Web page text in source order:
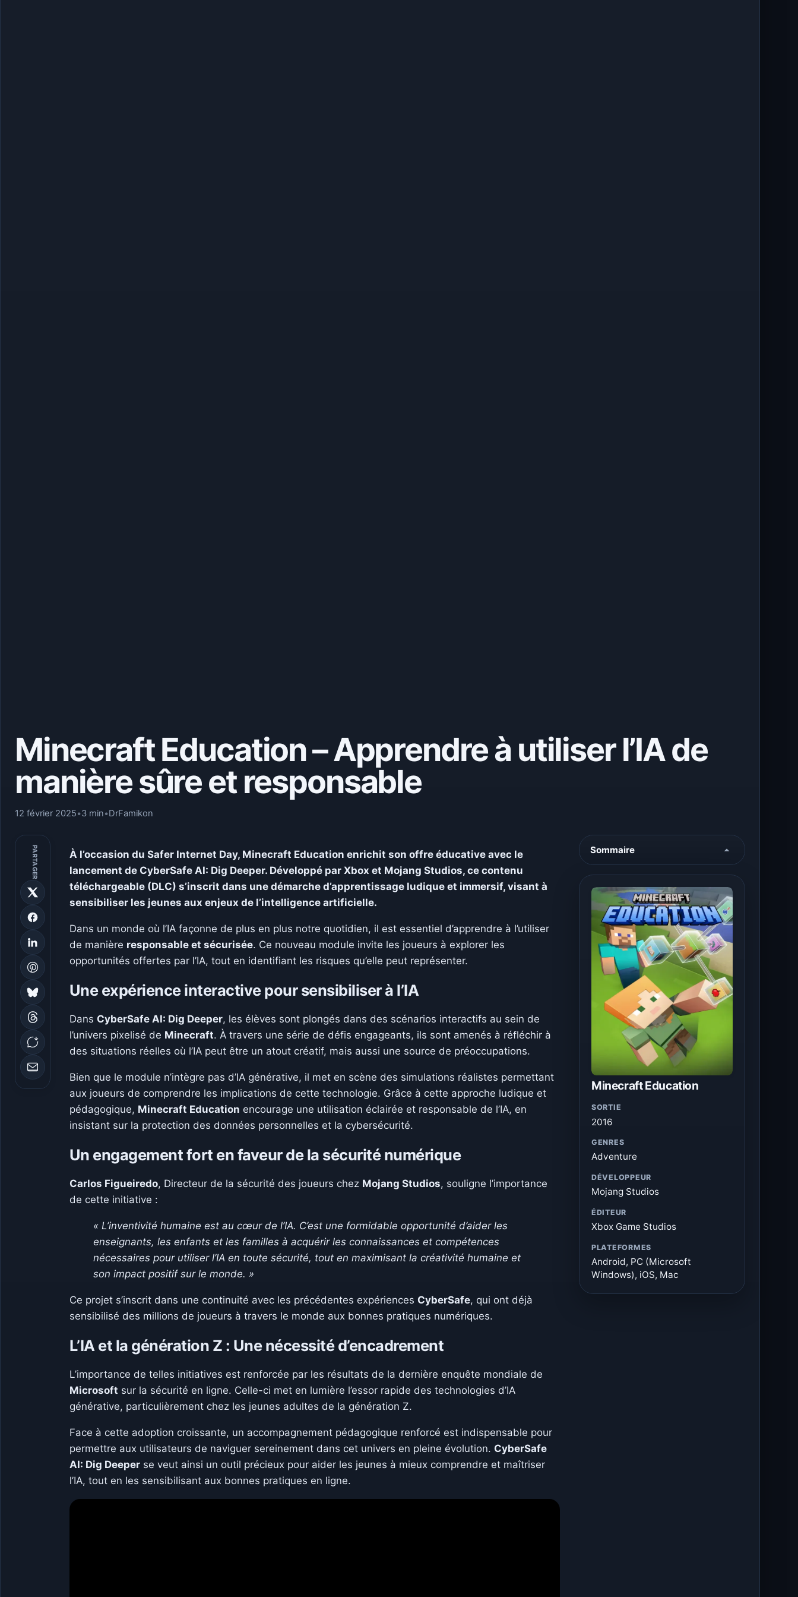
Minecraft Education – Apprendre à utiliser l’IA de
manière sûre et responsable
12 février 2025•3 min•DrFamikon
PARTAGER
À l’occasion du Safer Internet Day, Minecraft Education enrichit son offre éducative avec le
lancement de CyberSafe AI: Dig Deeper. Développé par Xbox et Mojang Studios, ce contenu
téléchargeable (DLC) s’inscrit dans une démarche d’apprentissage ludique et immersif, visant à
sensibiliser les jeunes aux enjeux de l’intelligence artificielle.
Dans un monde où l’IA façonne de plus en plus notre quotidien, il est essentiel d’apprendre à l’utiliser
de manière responsable et sécurisée. Ce nouveau module invite les joueurs à explorer les
opportunités offertes par l’IA, tout en identifiant les risques qu’elle peut représenter.
Une expérience interactive pour sensibiliser à l’IA
Dans CyberSafe AI: Dig Deeper, les élèves sont plongés dans des scénarios interactifs au sein de
l’univers pixelisé de Minecraft. À travers une série de défis engageants, ils sont amenés à réfléchir à
des situations réelles où l’IA peut être un atout créatif, mais aussi une source de préoccupations.
Bien que le module n’intègre pas d’IA générative, il met en scène des simulations réalistes permettant
aux joueurs de comprendre les implications de cette technologie. Grâce à cette approche ludique et
pédagogique, Minecraft Education encourage une utilisation éclairée et responsable de l’IA, en
insistant sur la protection des données personnelles et la cybersécurité.
Un engagement fort en faveur de la sécurité numérique
Carlos Figueiredo, Directeur de la sécurité des joueurs chez Mojang Studios, souligne l’importance
de cette initiative :
« L’inventivité humaine est au cœur de l’IA. C’est une formidable opportunité d’aider les
enseignants, les enfants et les familles à acquérir les connaissances et compétences
nécessaires pour utiliser l’IA en toute sécurité, tout en maximisant la créativité humaine et
son impact positif sur le monde. »
Ce projet s’inscrit dans une continuité avec les précédentes expériences CyberSafe, qui ont déjà
sensibilisé des millions de joueurs à travers le monde aux bonnes pratiques numériques.
L’IA et la génération Z : Une nécessité d’encadrement
L’importance de telles initiatives est renforcée par les résultats de la dernière enquête mondiale de
Microsoft sur la sécurité en ligne. Celle-ci met en lumière l’essor rapide des technologies d’IA
générative, particulièrement chez les jeunes adultes de la génération Z.
Face à cette adoption croissante, un accompagnement pédagogique renforcé est indispensable pour
permettre aux utilisateurs de naviguer sereinement dans cet univers en pleine évolution. CyberSafe
AI: Dig Deeper se veut ainsi un outil précieux pour aider les jeunes à mieux comprendre et maîtriser
l’IA, tout en les sensibilisant aux bonnes pratiques en ligne.
Sommaire
Minecraft Education
SORTIE
2016
GENRES
Adventure
DÉVELOPPEUR
Mojang Studios
ÉDITEUR
Xbox Game Studios
PLATEFORMES
Android, PC (Microsoft
Windows), iOS, Mac